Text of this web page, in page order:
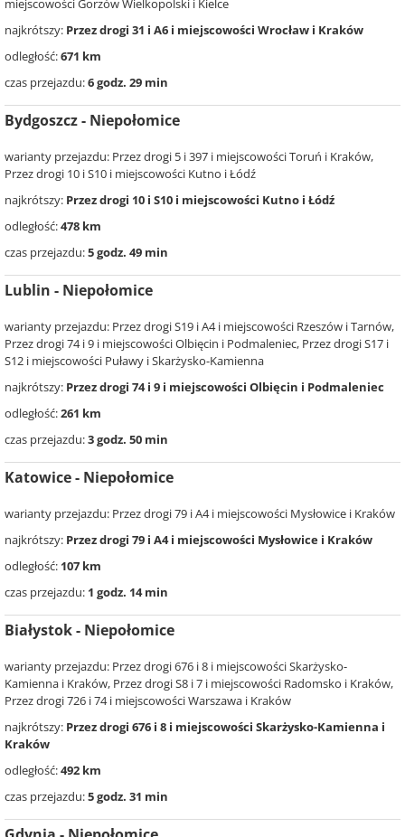
miejscowości Gorzów Wielkopolski i Kielce
najkrótszy: Przez drogi 31 i A6 i miejscowości Wrocław i Kraków
odległość:671 km
czas przejazdu:6 godz. 29 min
Bydgoszcz - Niepołomice
warianty przejazdu: Przez drogi 5 i 397 i miejscowości Toruń i Kraków,
Przez drogi 10 i S10 i miejscowości Kutno i Łódź
najkrótszy: Przez drogi 10 i S10 i miejscowości Kutno i Łódź
odległość:478 km
czas przejazdu:5 godz. 49 min
Lublin - Niepołomice
warianty przejazdu: Przez drogi S19 i A4 i miejscowości Rzeszów i Tarnów,
Przez drogi 74 i 9 i miejscowości Olbięcin i Podmaleniec, Przez drogi S17 i
S12 i miejscowości Puławy i Skarżysko-Kamienna
najkrótszy: Przez drogi 74 i 9 i miejscowości Olbięcin i Podmaleniec
odległość:261 km
czas przejazdu:3 godz. 50 min
Katowice - Niepołomice
warianty przejazdu: Przez drogi 79 i A4 i miejscowości Mysłowice i Kraków
najkrótszy: Przez drogi 79 i A4 i miejscowości Mysłowice i Kraków
odległość: 107 km
czas przejazdu: 1 godz. 14 min
Białystok - Niepołomice
warianty przejazdu: Przez drogi 676 i 8 i miejscowości Skarżysko-
Kamienna i Kraków, Przez drogi S8 i 7 i miejscowości Radomsko i Kraków,
Przez drogi 726 i 74 i miejscowości Warszawa i Kraków
najkrótszy: Przez drogi 676 i 8 i miejscowości Skarżysko-Kamienna i
Kraków
odległość:492 km
czas przejazdu:5 godz. 31 min